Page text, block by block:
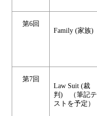
第6回
Family (家族)
第7回
Law Suit (裁
判) （筆記テ
ストを予定）